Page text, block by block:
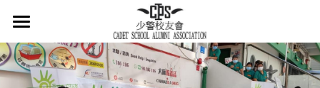
主頁
關於我們
商品分類
所有商品分類